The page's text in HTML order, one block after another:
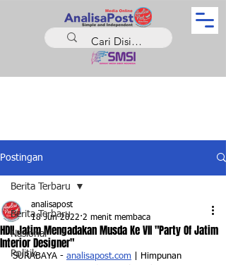
Postingan
Berita Terbaru
Nasional
Politik
Berita Terbaru
HDII Jatim Mengadakan Musda Ke VII "Party Of Jatim
Interior Designer"
analisapost
18 Jun 2022 2 menit membaca
SURABAYA - analisapost.com | Himpunan